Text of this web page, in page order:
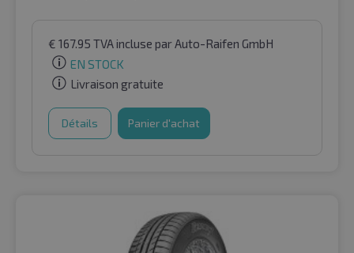
€ 167.95 TVA incluse par Auto-Raifen GmbH
EN STOCK
Livraison gratuite
Détails Panier d'achat